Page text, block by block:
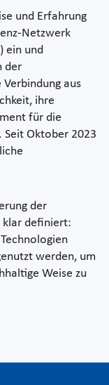
und Erfahrung
Netzwerk
ein und
der
aus
ihre
für die
Oktober 2023
der
klar definiert:
werden, um
Weise zu